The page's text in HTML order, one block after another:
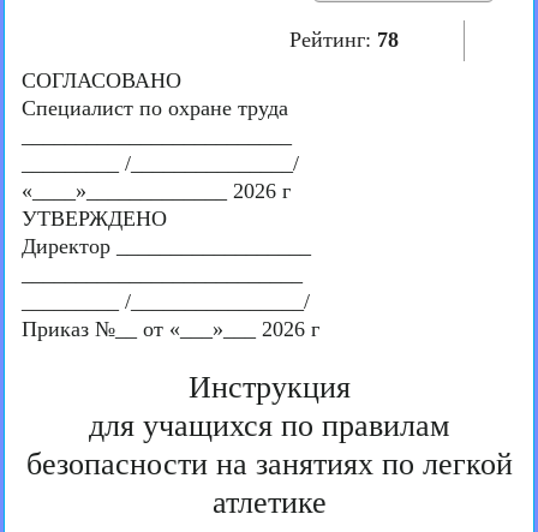
Рейтинг: 78
СОГЛАСОВАНО
Специалист по охране труда
_________ /_______________/
«____»_____________ 2026 г
УТВЕРЖДЕНО
Директор __________________
_________ /________________/
Приказ №__ от «___»___ 2026 г
Инструкция
для учащихся по правилам
безопасности на занятиях по легкой
атлетике